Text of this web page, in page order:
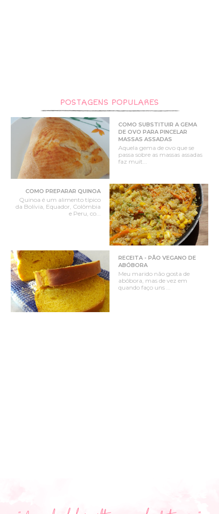
POSTAGENS POPULARES
COMO SUBSTITUIR A GEMA
DE OVO PARA PINCELAR
MASSAS ASSADAS
Aquela gema de ovo que se
passa sobre as massas assadas
faz muit...
COMO PREPARAR QUINOA
Quinoa é um alimento típico
da Bolívia, Equador, Colômbia
e Peru, co...
RECEITA - PÃO VEGANO DE
ABÓBORA
Meu marido não gosta de
abóbora, mas de vez em
quando faço uns ...